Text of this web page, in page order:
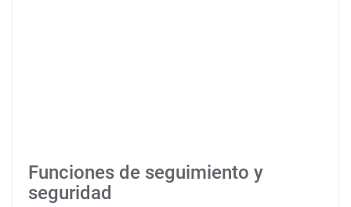
Funciones de seguimiento y
seguridad